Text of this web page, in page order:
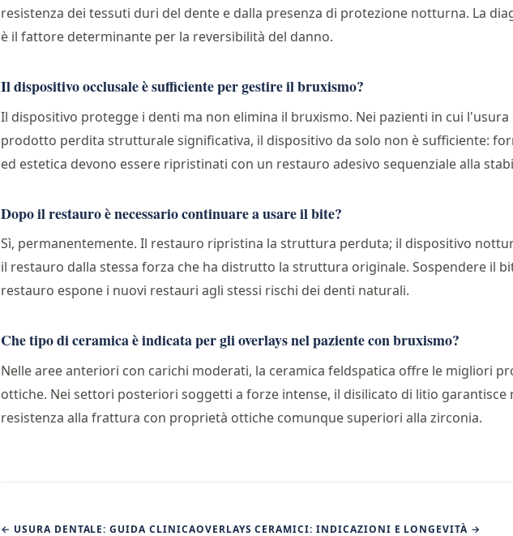
resistenza dei tessuti duri del dente e dalla presenza di protezione notturna. La
è il fattore determinante per la reversibilità del danno.
Il dispositivo occlusale è sufficiente per gestire il bruxismo?
Il dispositivo protegge i denti ma non elimina il bruxismo. Nei pazienti in cui l'usura
prodotto perdita strutturale significativa, il dispositivo da solo non è sufficiente:
ed estetica devono essere ripristinati con un restauro adesivo sequenziale alla
Dopo il restauro è necessario continuare a usare il bite?
Sì, permanentemente. Il restauro ripristina la struttura perduta; il dispositivo
il restauro dalla stessa forza che ha distrutto la struttura originale. Sospendere il
restauro espone i nuovi restauri agli stessi rischi dei denti naturali.
Che tipo di ceramica è indicata per gli overlays nel paziente con bruxismo?
Nelle aree anteriori con carichi moderati, la ceramica feldspatica offre le migliori
ottiche. Nei settori posteriori soggetti a forze intense, il disilicato di litio garantisce
resistenza alla frattura con proprietà ottiche comunque superiori alla zirconia.
← USURA DENTALE: GUIDA CLINICAOVERLAYS CERAMICI: INDICAZIONI E LONGEVITÀ →